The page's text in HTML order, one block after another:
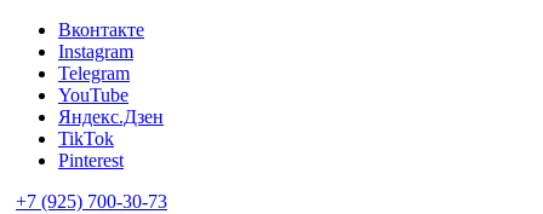
Вконтакте
Instagram
Telegram
YouTube
Яндекс.Дзен
TikTok
Pinterest
+7 (925) 700-30-73